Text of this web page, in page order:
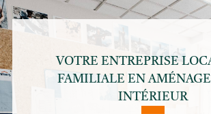
VOTRE ENTREPRISE
FAMILIALE EN
INTÉRIEUR